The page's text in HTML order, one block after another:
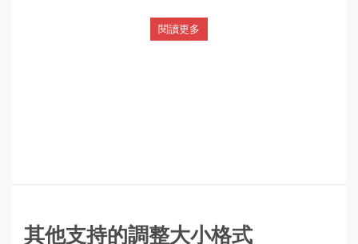
閱讀更多
其他支持的調整大小格式